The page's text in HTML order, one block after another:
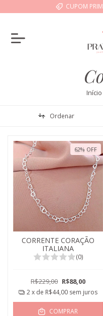
CUPOM
Início
Ordenar
62% OFF
CORRENTE CORAÇÃO
ITALIANA
(0)
R$229,00 R$88,00
2x de R$44,00 sem juros
COMPRAR